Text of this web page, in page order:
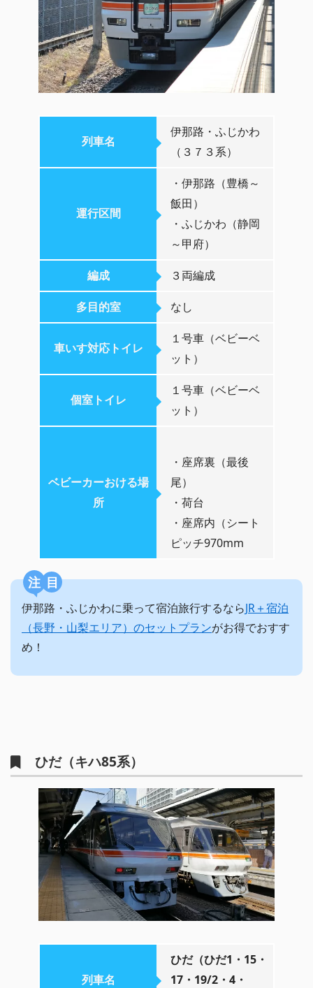
列車名
伊那路・ふじかわ
（３７３系）
運行区間
・伊那路（豊橋～
飯田）
・ふじかわ（静岡
～甲府）
編成 ３両編成
多目的室 なし
車いす対応トイレ
１号車（ベビーベ
ット）
個室トイレ
１号車（ベビーベ
ット）
ベビーカーおける場
所
・座席裏（最後
尾）
・荷台
・座席内（シート
ピッチ970mm
注目
伊那路・ふじかわに乗って宿泊旅行するならJR＋宿泊
（長野・山梨エリア）のセットプランがお得でおすす
め！
ひだ（キハ85系）
列車名
ひだ（ひだ1・15・
17・19/2・4・